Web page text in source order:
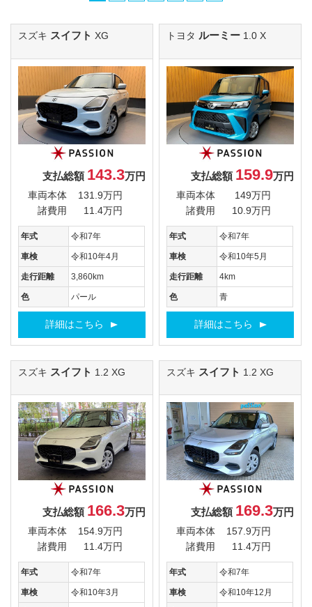
スズキ スイフト XG
支払総額 143.3万円
車両本体
131.9万円
諸費用
11.4万円
年式 令和7年
車検 令和10年4月
走行距離 3,860km
色 パール
詳細はこちら
トヨタ ルーミー 1.0 X
支払総額 159.9万円
車両本体
149万円
諸費用
10.9万円
年式 令和7年
車検 令和10年5月
走行距離 4km
色 青
詳細はこちら
スズキ スイフト 1.2 XG
支払総額 166.3万円
車両本体
154.9万円
諸費用
11.4万円
年式 令和7年
車検 令和10年3月
スズキ スイフト 1.2 XG
支払総額 169.3万円
車両本体
157.9万円
諸費用
11.4万円
年式 令和7年
車検 令和10年12月